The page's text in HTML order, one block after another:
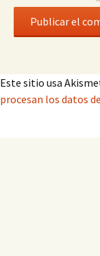
Este sitio usa
procesan los datos